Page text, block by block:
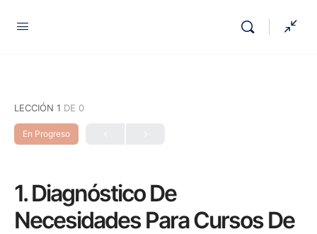
LECCIÓN 1 DE 0
En Progreso
1. Diagnóstico De
Necesidades Para Cursos De